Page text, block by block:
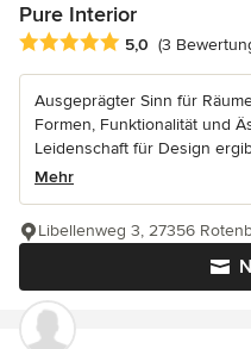
Pure Interior
Durchschnittliche
5,0 (3
Ausgeprägter Sinn für
Formen, Funktionalität und
Leidenschaft für Design
Mehr
Libellenweg 3, 27356